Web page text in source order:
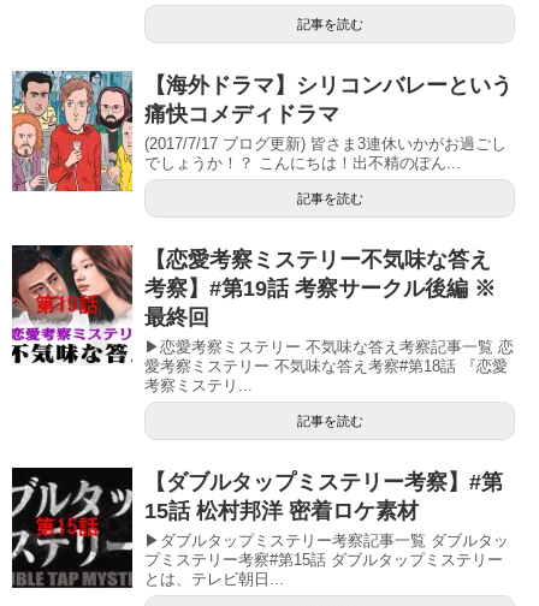
記事を読む
【海外ドラマ】シリコンバレーという
痛快コメディドラマ
(2017/7/17 ブログ更新) 皆さま3連休いかがお過ごし
でしょうか！？ こんにちは！出不精のぽん...
記事を読む
【恋愛考察ミステリー不気味な答え
考察】#第19話 考察サークル後編 ※
最終回
▶恋愛考察ミステリー 不気味な答え考察記事一覧 恋
愛考察ミステリー 不気味な答え考察#第18話 『恋愛
考察ミステリ...
記事を読む
【ダブルタップミステリー考察】#第
15話 松村邦洋 密着ロケ素材
▶ダブルタップミステリー考察記事一覧 ダブルタッ
プミステリー考察#第15話 ダブルタップミステリー
とは、テレビ朝日...